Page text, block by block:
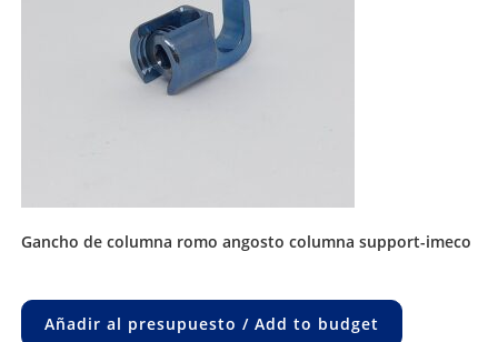
gancho de columna romo angosto columna support-imeco
Añadir al presupuesto / Add to budget